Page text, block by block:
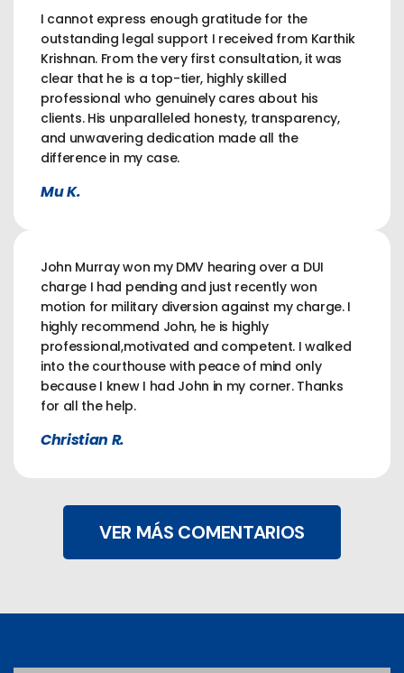
I cannot express enough gratitude for the
outstanding legal support I received from Karthik
Krishnan. From the very first consultation, it was
clear that he is a top-tier, highly skilled
professional who genuinely cares about his
clients. His unparalleled honesty, transparency,
and unwavering dedication made all the
difference in my case.
Mu K.
John Murray won my DMV hearing over a DUI
charge I had pending and just recently won
motion for military diversion against my charge. I
highly recommend John, he is highly
professional,motivated and competent. I walked
into the courthouse with peace of mind only
because I knew I had John in my corner. Thanks
for all the help.
Christian R.
VER MÁS COMENTARIOS